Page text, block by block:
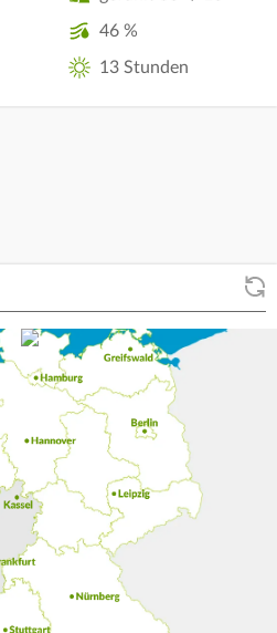
46 %
13 Stunden